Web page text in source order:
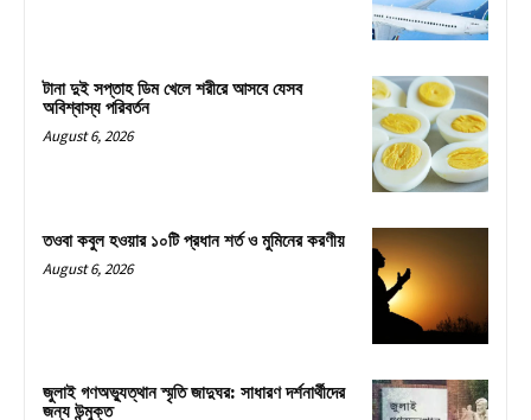
টানা দুই সপ্তাহ ডিম খেলে শরীরে আসবে যেসব
অবিশ্বাস্য পরিবর্তন
August 6, 2026
তওবা কবুল হওয়ার ১০টি প্রধান শর্ত ও মুমিনের করণীয়
August 6, 2026
জুলাই গণঅভ্যুত্থান স্মৃতি জাদুঘর: সাধারণ দর্শনার্থীদের
জন্য উন্মুক্ত